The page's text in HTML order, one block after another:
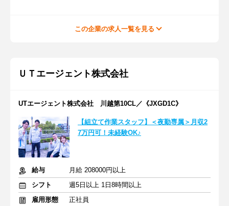
この企業の求人一覧を見る
ＵＴエージェント株式会社
UTエージェント株式会社 川越第10CL／《JXGD1C》
【組立て作業スタッフ】＜夜勤専属＞月収2
7万円可！未経験OK♪
給与
月給 208000円以上
シフト
週5日以上 1日8時間以上
雇用形態
正社員